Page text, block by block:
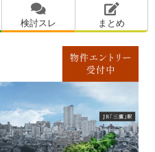
検討スレ まとめ